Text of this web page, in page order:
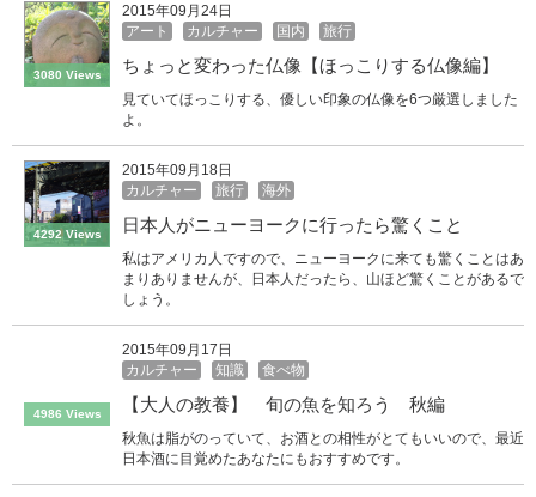
3080 Views
2015年09月24日
アート
カルチャー 国内 旅行
ちょっと変わった仏像【ほっこりする仏像編】
見ていてほっこりする、優しい印象の仏像を6つ厳選しました
よ。
4292 Views
2015年09月18日
カルチャー
旅行 海外
日本人がニューヨークに行ったら驚くこと
私はアメリカ人ですので、ニューヨークに来ても驚くことはあ
まりありませんが、日本人だったら、山ほど驚くことがあるで
しょう。
4986 Views
2015年09月17日
カルチャー
知識 食べ物
【大人の教養】 旬の魚を知ろう 秋編
秋魚は脂がのっていて、お酒との相性がとてもいいので、最近
日本酒に目覚めたあなたにもおすすめです。